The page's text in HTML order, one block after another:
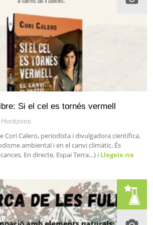
Si el cel es tornés vermell
Horitzons
Cori Calero, periodista i divulgadora científica,
ambiental i en el canvi climàtic. És
En directe, Espai Terra…) i Llegeix-ne